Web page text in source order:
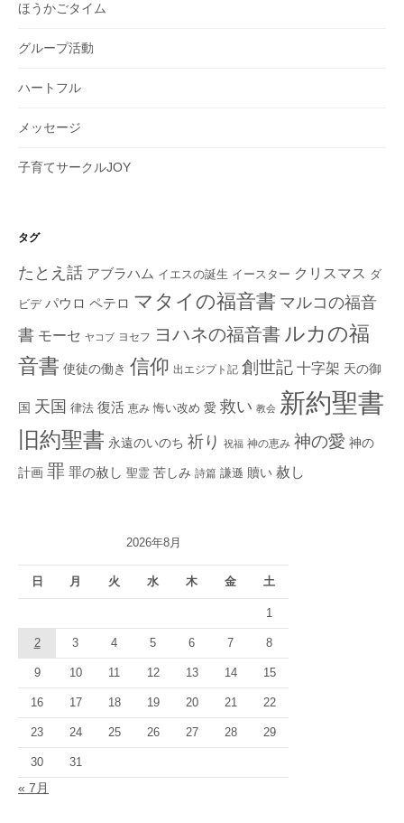
ほうかごタイム
グループ活動
ハートフル
メッセージ
子育てサークルJOY
タグ
たとえ話 アブラハム イエスの誕生 イースター クリスマス ダ
ビデ パウロ ペテロ マタイの福音書 マルコの福音
書 モーセ ヤコブ ヨセフ ヨハネの福音書 ルカの福
音書 使徒の働き 信仰 出エジプト記 創世記 十字架 天の御
国 天国 律法 復活 恵み 悔い改め 愛 救い 教会 新約聖書
旧約聖書 永遠のいのち 祈り 祝福 神の恵み 神の愛 神の
計画 罪 罪の赦し 聖霊 苦しみ 詩篇 謙遜 贖い 赦し
2026年8月
日 月 火 水 木 金 土
1
2 3 4 5 6 7 8
9 10 11 12 13 14 15
16 17 18 19 20 21 22
23 24 25 26 27 28 29
30 31
« 7月